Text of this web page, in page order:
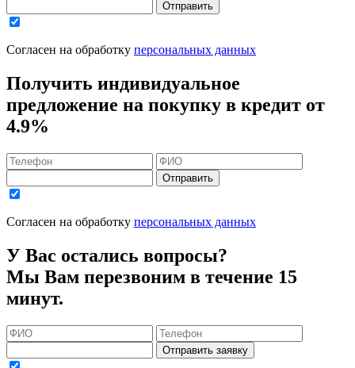
Отправить
Согласен на обработку персональных данных
Получить индивидуальное
предложение на покупку в кредит от
4.9%
Отправить
Согласен на обработку персональных данных
У Вас остались вопросы?
Мы Вам перезвоним в течение 15
минут.
Отправить заявку